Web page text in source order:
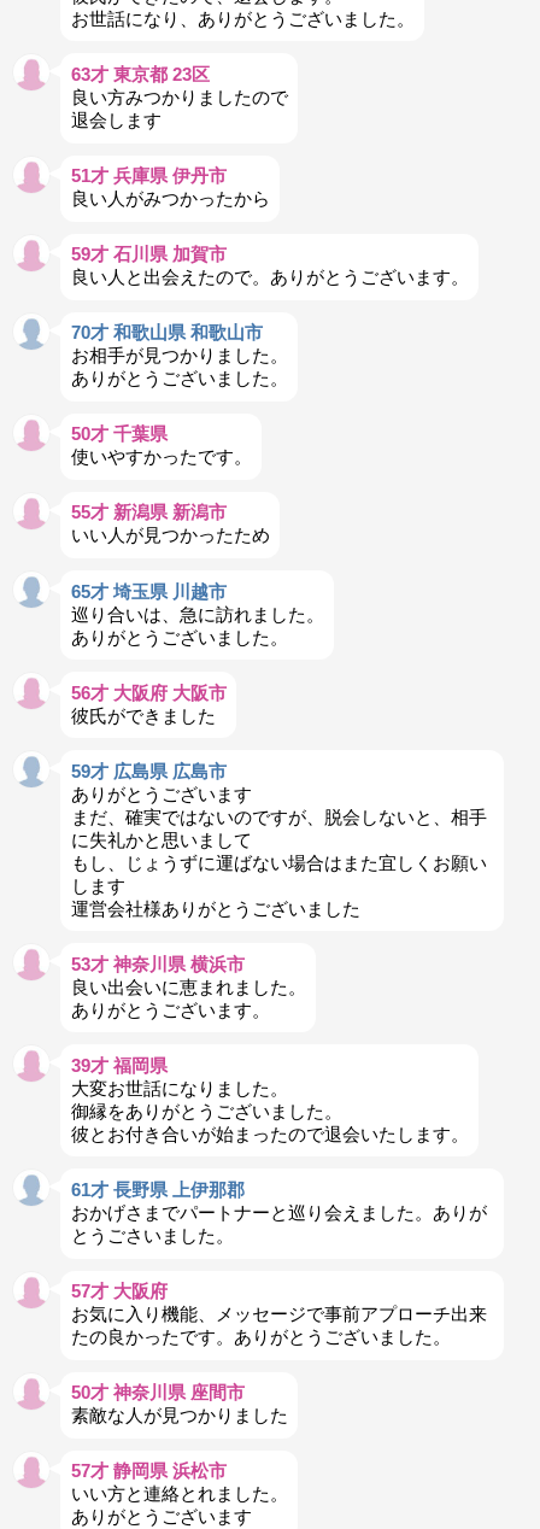
お世話になり、ありがとうございました。
63才 東京都 23区
良い方みつかりましたので
退会します
51才 兵庫県 伊丹市
良い人がみつかったから
59才 石川県 加賀市
良い人と出会えたので。ありがとうございます。
70才 和歌山県 和歌山市
お相手が見つかりました。
ありがとうございました。
50才 千葉県
使いやすかったです。
55才 新潟県 新潟市
いい人が見つかったため
65才 埼玉県 川越市
巡り合いは、急に訪れました。
ありがとうございました。
56才 大阪府 大阪市
彼氏ができました
59才 広島県 広島市
ありがとうございます
まだ、確実ではないのですが、脱会しないと、相手
に失礼かと思いまして
もし、じょうずに運ばない場合はまた宜しくお願い
します
運営会社様ありがとうございました
53才 神奈川県 横浜市
良い出会いに恵まれました。
ありがとうございます。
39才 福岡県
大変お世話になりました。
御縁をありがとうございました。
彼とお付き合いが始まったので退会いたします。
61才 長野県 上伊那郡
おかげさまでパートナーと巡り会えました。ありが
とうごさいました。
57才 大阪府
お気に入り機能、メッセージで事前アプローチ出来
たの良かったです。ありがとうございました。
50才 神奈川県 座間市
素敵な人が見つかりました
57才 静岡県 浜松市
いい方と連絡とれました。
ありがとうございます